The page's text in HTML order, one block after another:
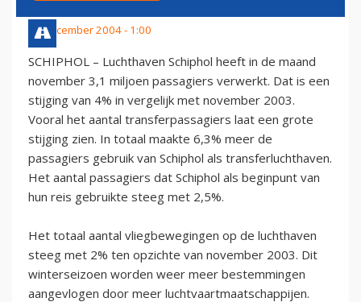
10 december 2004 - 1:00
SCHIPHOL – Luchthaven Schiphol heeft in de maand
november 3,1 miljoen passagiers verwerkt. Dat is een
stijging van 4% in vergelijk met november 2003.
Vooral het aantal transferpassagiers laat een grote
stijging zien. In totaal maakte 6,3% meer de
passagiers gebruik van Schiphol als transferluchthaven.
Het aantal passagiers dat Schiphol als beginpunt van
hun reis gebruikte steeg met 2,5%.
Het totaal aantal vliegbewegingen op de luchthaven
steeg met 2% ten opzichte van november 2003. Dit
winterseizoen worden weer meer bestemmingen
aangevlogen door meer luchtvaartmaatschappijen.